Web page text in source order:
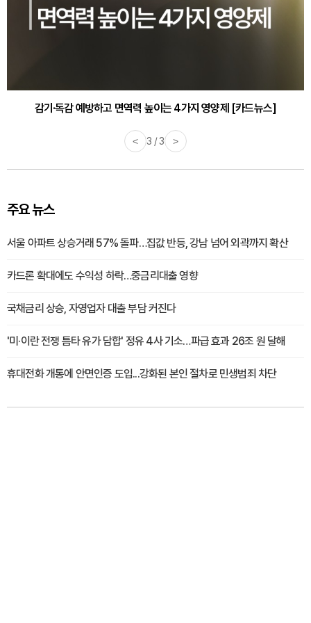
감기·독감 예방하고 면역력 높이는 4가지 영양제 [카드뉴스]
< 3 / 3 >
주요 뉴스
서울 아파트 상승거래 57% 돌파…집값 반등, 강남 넘어 외곽까지 확산
카드론 확대에도 수익성 하락…중금리대출 영향
국채금리 상승, 자영업자 대출 부담 커진다
'미·이란 전쟁 틈타 유가 담합' 정유 4사 기소…파급 효과 26조 원 달해
휴대전화 개통에 안면인증 도입...강화된 본인 절차로 민생범죄 차단